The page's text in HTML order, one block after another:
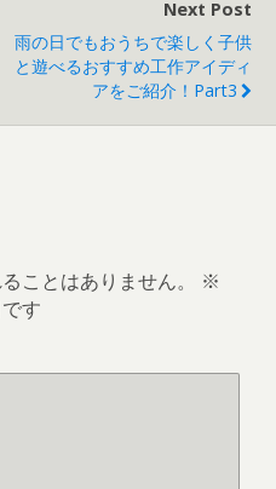
Next Post
雨の日でもおうちで楽しく子供
と遊べるおすすめ工作アイディ
アをご紹介！part3
ことはありません。
※
す